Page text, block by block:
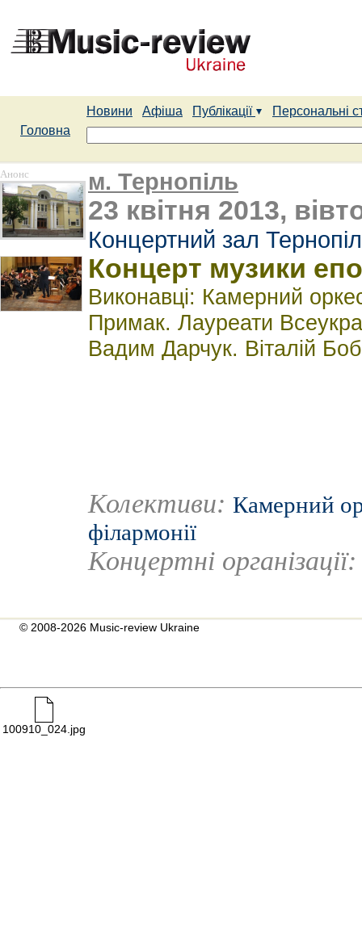
Новини Афіша Публікації
Персональні
Головна
Анонс м. Тернопіль
23 квітня 2013,
Концертний зал
Концерт музики
Виконавці: Камерний
Примак. Лауреати
Вадим Дарчук. Віталій
Колективи: Камерний
філармонії
Концертні
© 2008-2026 Music-review Ukraine
100910_024.jpg